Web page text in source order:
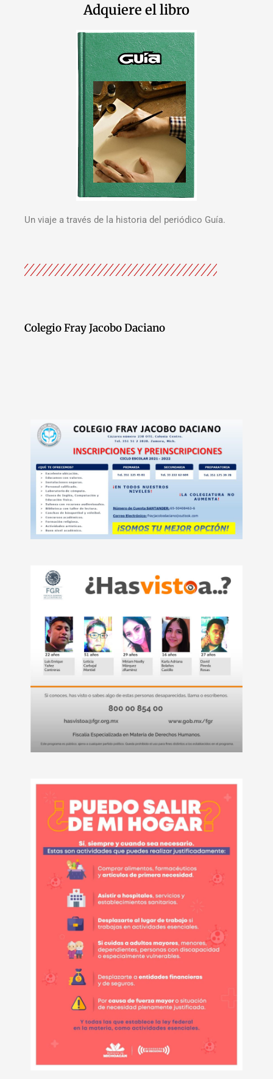
Adquiere el libro
Un viaje a través de la historia del periódico Guía.
Colegio Fray Jacobo Daciano